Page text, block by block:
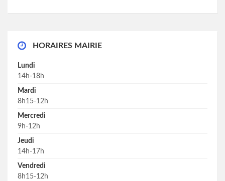
HORAIRES MAIRIE
Lundi
14h-18h
Mardi
8h15-12h
Mercredi
9h-12h
Jeudi
14h-17h
Vendredi
8h15-12h